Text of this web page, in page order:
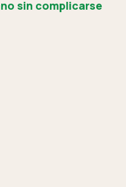
sin complicarse